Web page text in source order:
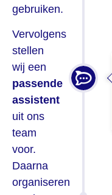
gebruiken.
Vervolgens
stellen
wij een
passende
assistent
uit ons
team
voor.
Daarna
organiseren